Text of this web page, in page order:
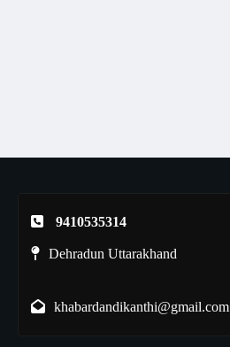
9410535314
Dehradun Uttarakhand
khabardandikanthi@gmail.com